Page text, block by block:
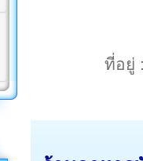
ที่อยู่